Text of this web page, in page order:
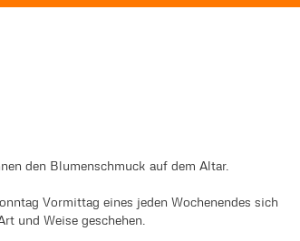
den Blumenschmuck auf dem Altar.
Vormittag eines jeden Wochenendes sich
und Weise geschehen.